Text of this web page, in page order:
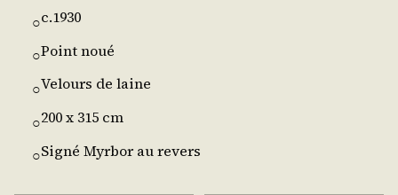
○c.1930
○Point noué
○Velours de laine
○200 x 315 cm
○Signé Myrbor au revers